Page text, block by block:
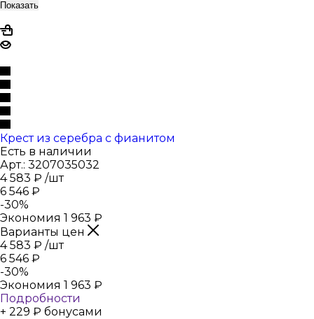
Показать
Крест из серебра с фианитом
Есть в наличии
Арт.: 3207035032
4 583 ₽ /шт
6 546 ₽
-30%
Экономия 1 963 ₽
Варианты цен
4 583 ₽ /шт
6 546 ₽
-30%
Экономия 1 963 ₽
Подробности
+ 229 ₽ бонусами